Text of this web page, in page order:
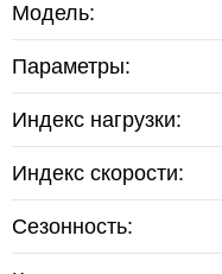
Модель:
Параметры:
Индекс нагрузки:
Индекс скорости:
Сезонность: